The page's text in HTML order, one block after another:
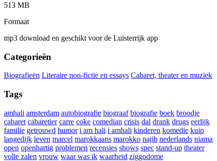
513 MB
Formaat
mp3 download en geschikt voor de Luisterrijk app
Categorieën
Biografieën Literaire non-fictie en essays Cabaret, theater en muziek
Tags
amhali amsterdam autobiografie biograaf biografie boek broodje
cabaret cabaretier carre coke comedian crisis dal drank drugs eerlijk
familie getrouwd humor i am hali i amhali kinderen komedie kuip
langedijk leven marcel marokkaans marokko najib nederlands niama
open openhartig problemen recensies shows spec stand-up theater
volle zalen vrouw waar was ik waarheid ziggodome